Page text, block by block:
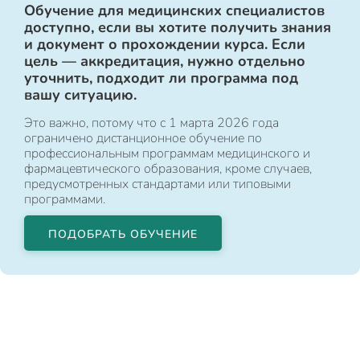
Обучение для медицинских специалистов
доступно, если вы хотите получить знания
и документ о прохождении курса. Если
цель — аккредитация, нужно отдельно
уточнить, подходит ли программа под
вашу ситуацию.
Это важно, потому что с 1 марта 2026 года
ограничено дистанционное обучение по
профессиональным программам медицинского и
фармацевтического образования, кроме случаев,
предусмотренных стандартами или типовыми
программами.
ПОДОБРАТЬ ОБУЧЕНИЕ